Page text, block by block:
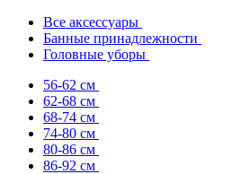
Все аксессуары
Банные принадлежности
Головные уборы
56-62 см
62-68 см
68-74 см
74-80 см
80-86 см
86-92 см